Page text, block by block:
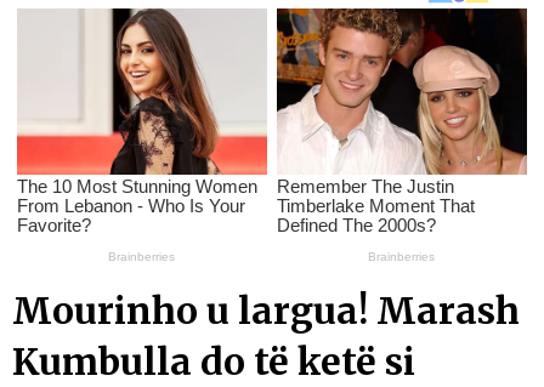
Mourinho u largua! Marash
Kumbulla do të ketë si